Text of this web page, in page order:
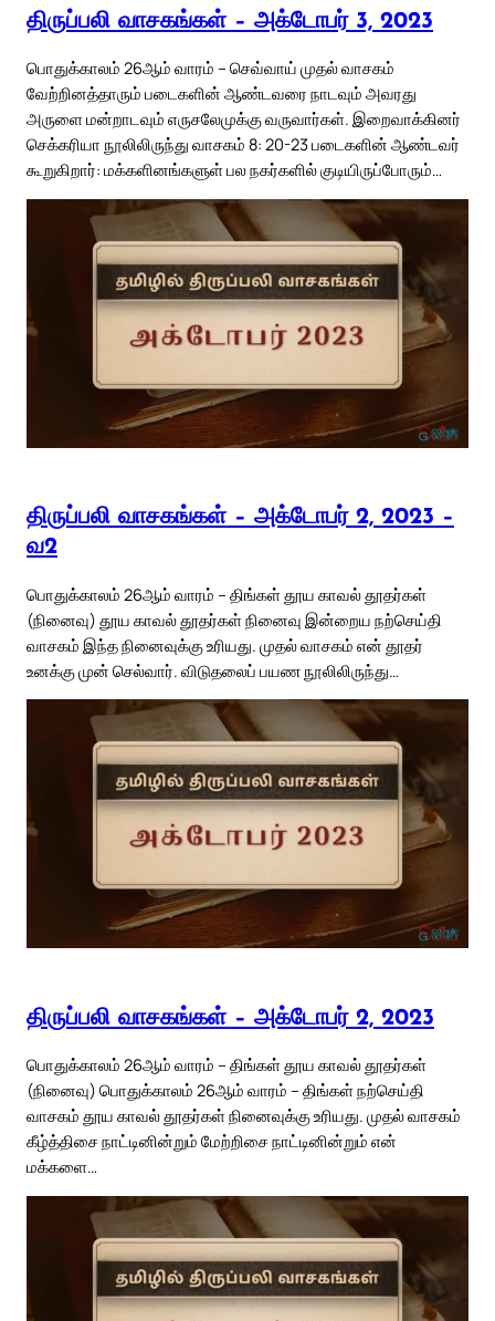
திருப்பலி வாசகங்கள் – அக்டோபர் 3, 2023
பொதுக்காலம் 26ஆம் வாரம் – செவ்வாய் முதல் வாசகம்
வேற்றினத்தாரும் படைகளின் ஆண்டவரை நாடவும் அவரது
அருளை மன்றாடவும் எருசலேமுக்கு வருவார்கள். இறைவாக்கினர்
செக்கரியா நூலிலிருந்து வாசகம் 8: 20-23 படைகளின் ஆண்டவர்
கூறுகிறார்: மக்களினங்களுள் பல நகர்களில் குடியிருப்போரும்…
திருப்பலி வாசகங்கள் – அக்டோபர் 2, 2023 –
வ2
பொதுக்காலம் 26ஆம் வாரம் – திங்கள் தூய காவல் தூதர்கள்
(நினைவு) தூய காவல் தூதர்கள் நினைவு இன்றைய நற்செய்தி
வாசகம் இந்த நினைவுக்கு உரியது. முதல் வாசகம் என் தூதர்
உனக்கு முன் செல்வார். விடுதலைப் பயண நூலிலிருந்து…
திருப்பலி வாசகங்கள் – அக்டோபர் 2, 2023
பொதுக்காலம் 26ஆம் வாரம் – திங்கள் தூய காவல் தூதர்கள்
(நினைவு) பொதுக்காலம் 26ஆம் வாரம் – திங்கள் நற்செய்தி
வாசகம் தூய காவல் தூதர்கள் நினைவுக்கு உரியது. முதல் வாசகம்
கீழ்த்திசை நாட்டினின்றும் மேற்றிசை நாட்டினின்றும் என்
மக்களை…